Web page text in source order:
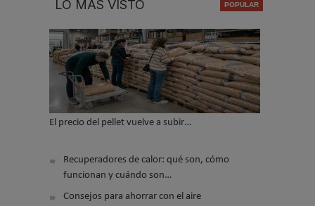
LO MÁS VISTO
El precio del pellet vuelve a subir…
Recuperadores de calor: qué son, cómo
funcionan y cuándo son…
Consejos para ahorrar con el aire